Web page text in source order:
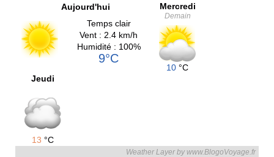
Aujourd'hui
Temps clair
Vent : 2.4 km/h
Humidité : 100%
9°C
Mercredi
Demain
10 °C
Jeudi
13 °C
Weather Layer by www.BlogoVoyage.fr